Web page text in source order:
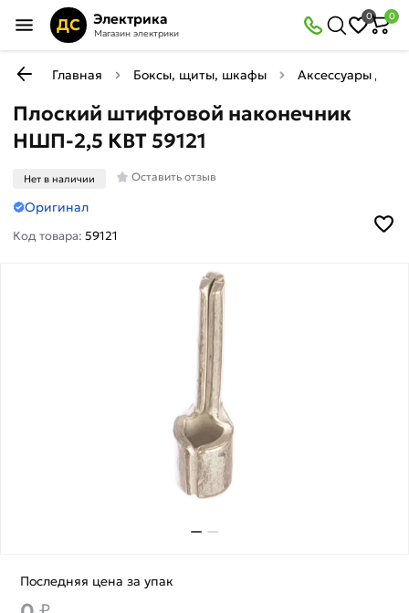
ДС Электрика
Магазин электрики
0 0
Главная Боксы, щиты, шкафы Аксессуары для
Плоский штифтовой наконечник
НШП-2,5 КВТ 59121
Нет в наличии Оставить отзыв
Оригинал
Код товара:59121
Последняя цена за упак